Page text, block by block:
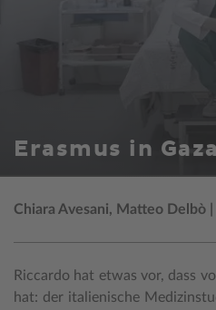
Erasmus in Gaza
Chiara Avesani, Matteo Delbò |
Riccardo hat etwas vor, dass
hat: der italienische